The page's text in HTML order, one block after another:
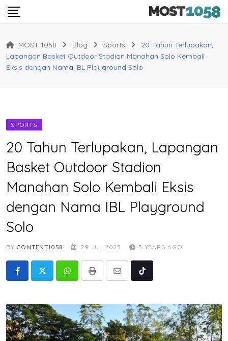
Skip
MOST 1058 Blog Sports
20 Tahun Terlupakan,
Lapangan Basket Outdoor Stadion Manahan Solo Kembali
Eksis dengan Nama IBL Playground Solo
SPORTS
20 Tahun Terlupakan, Lapangan
Basket Outdoor Stadion
Manahan Solo Kembali Eksis
dengan Nama IBL Playground
Solo
BY CONTENT1058 29 JUL 2023 3 YEARS AGO
WhatsappPrint
Share
Tiktok